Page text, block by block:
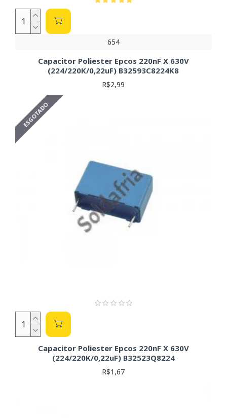
654
Capacitor Poliester Epcos 220nF X 630V
(224/220K/0,22uF) B32593C8224K8
R$2,99
ESGOTADO
Capacitor Poliester Epcos 220nF X 630V
(224/220K/0,22uF) B32523Q8224
R$1,67